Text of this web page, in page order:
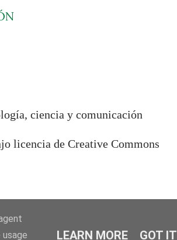
ciencia y comunicación
licencia de Creative Commons
LEARN MORE GOT IT